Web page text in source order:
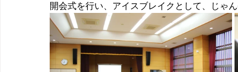
開会式を行い、アイスブレイクとして、じゃ